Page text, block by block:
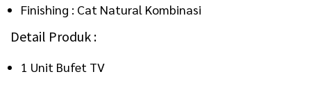
Finishing : Cat Natural Kombinasi
Detail Produk :
1 Unit Bufet TV